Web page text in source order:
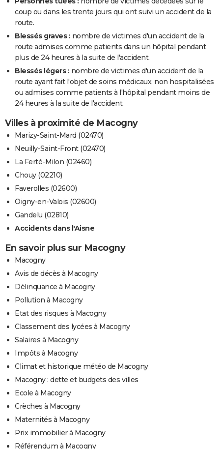
coup ou dans les trente jours qui ont suivi un accident de la
route.
Blessés graves : nombre de victimes d'un accident de la
route admises comme patients dans un hôpital pendant
plus de 24 heures à la suite de l'accident.
Blessés légers : nombre de victimes d'un accident de la
route ayant fait l'objet de soins médicaux, non hospitalisées
ou admises comme patients à l'hôpital pendant moins de
24 heures à la suite de l'accident.
Villes à proximité de Macogny
Marizy-Saint-Mard (02470)
Neuilly-Saint-Front (02470)
La Ferté-Milon (02460)
Chouy (02210)
Faverolles (02600)
Oigny-en-Valois (02600)
Gandelu (02810)
Accidents dans l'Aisne
En savoir plus sur Macogny
Macogny
Avis de décès à Macogny
Délinquance à Macogny
Pollution à Macogny
Etat des risques à Macogny
Classement des lycées à Macogny
Salaires à Macogny
Impôts à Macogny
Climat et historique météo de Macogny
Macogny : dette et budgets des villes
Ecole à Macogny
Crèches à Macogny
Maternités à Macogny
Prix immobilier à Macogny
Référendum à Macogny